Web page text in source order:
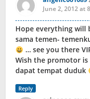
June 2, 2012 at
Hope everything will
sama temen-
… see you there
Wish the promotor is
dapat tempat duduk
Reply